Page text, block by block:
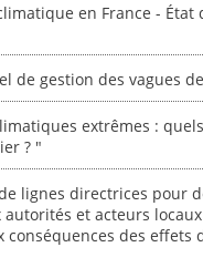
en France - État
de gestion des vagues
extrêmes :
? "
lignes directrices pour
et acteurs
conséquences des effets